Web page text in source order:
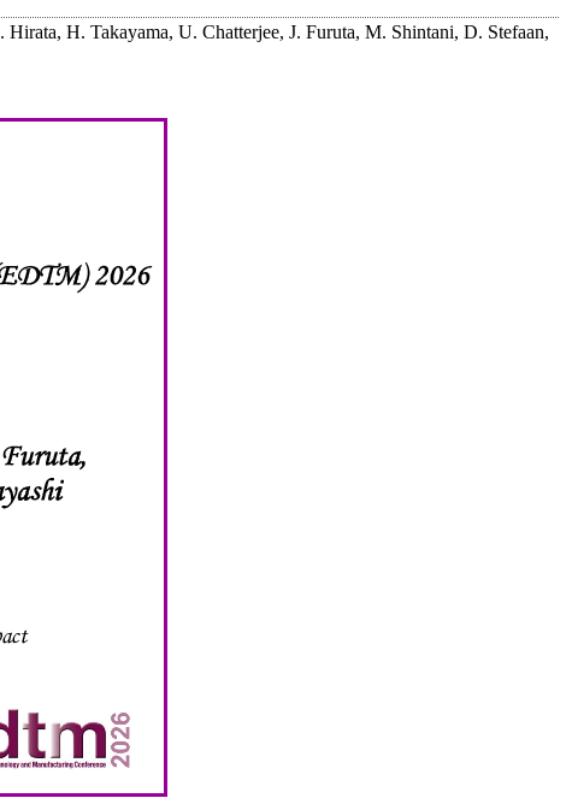
H. Takayama, U. Chatterjee, J. Furuta, M. Shintani, D. Stefaan,